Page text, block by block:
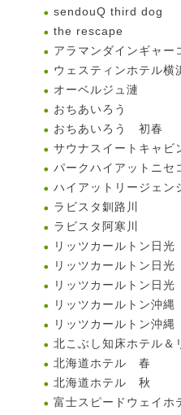
sendouQ third dog
the rescape
アラマンダインギャー
ウェスティンホテル横
オーベルジュ漣
おちあいろう
おちあいろう 初春
サウナスイートキャビ
パークハイアットニセ
ハイアットリージェン
ラビスタ釧路川
ラビスタ阿寒川
リッツカールトン日
リッツカールトン日
リッツカールトン日
リッツカールトン沖縄
リッツカールトン沖
北こぶし知床ホテル＆
北海道ホテル 春
北海道ホテル 秋
富士スピードウェイホ